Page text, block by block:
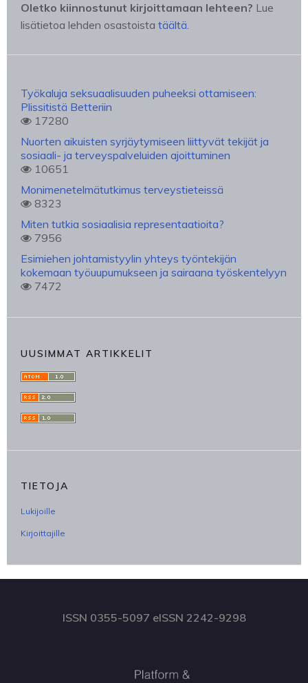
Oletko kiinnostunut kirjoittamaan lehteen? Lue
lisätietoa lehden osastoista täältä.
Työkaluja seksuaalisuuden puheeksi ottamiseen:
Plissitistä Betteriin
17280
Nuorten aikuisten syrjäytymiseen liittyvät tekijät ja
sosiaali- ja terveyspalveluiden ajoittuminen
10651
Monimenetelmätutkimus terveystieteissä
8323
Miten tutkia sosiaalisia representaatioita?
7956
Esimiehen johtamistyylin yhteys työntekijän
kokemaan työuupumukseen ja sairaana työskentelyyn
7472
UUSIMMAT ARTIKKELIT
TIETOJA
Lukijoille
Kirjoittajille
ISSN 0355-5097 eISSN 2242-9298